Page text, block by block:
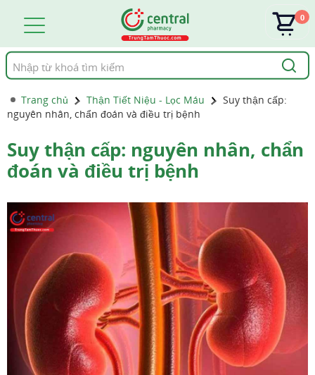
Tìm
kiếm
0
Trang chủ Thận Tiết Niệu - Lọc Máu
Suy thận cấp:
nguyên nhân, chẩn đoán và điều trị bệnh
Suy thận cấp: nguyên nhân, chẩn
đoán và điều trị bệnh